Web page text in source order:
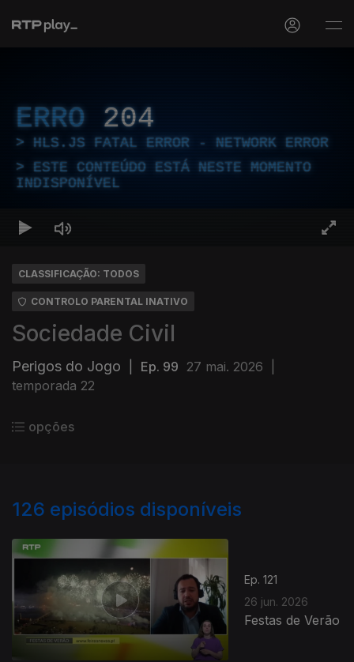
ERRO 204
HLS.JS FATAL ERROR - NETWORK ERROR
ESTE CONTEÚDO ESTÁ NESTE MOMENTO
INDISPONÍVEL
CLASSIFICAÇÃO: TODOS
CONTROLO PARENTAL INATIVO
Sociedade Civil
Perigos do Jogo Ep. 99 27 mai. 2026
temporada 22
opções
126 episódios disponíveis
Ep. 121
26 jun. 2026
Festas de Verão